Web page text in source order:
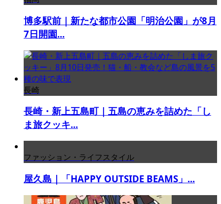
博多駅前｜新たな都市公園「明治公園」が8月
7日開園...
長崎
長崎・新上五島町｜五島の恵みを詰めた「し
ま旅クッキ...
ファッション・ライフスタイル
屋久島｜「HAPPY OUTSIDE BEAMS」...